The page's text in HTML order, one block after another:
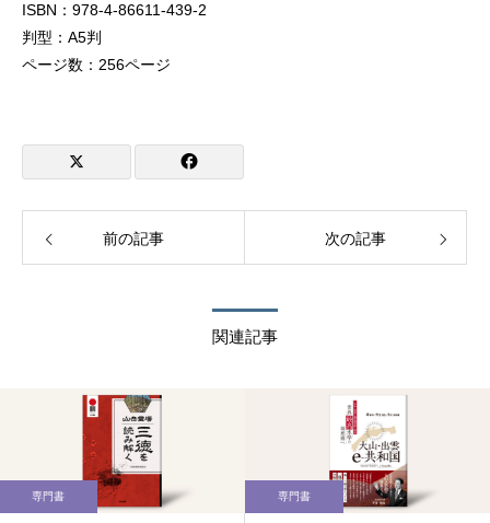
ISBN：978-4-86611-439-2
判型：A5判
ページ数：256ページ
前の記事 次の記事
関連記事
専門書 専門書